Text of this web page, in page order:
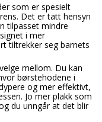
som er spesielt
Det er tatt hensyn
tilpasset mindre
i mer
tiltrekker seg barnets
mellom. Du kan
børstehodene i
og mer effektivt,
Jo mer plakk som
du unngår at det blir